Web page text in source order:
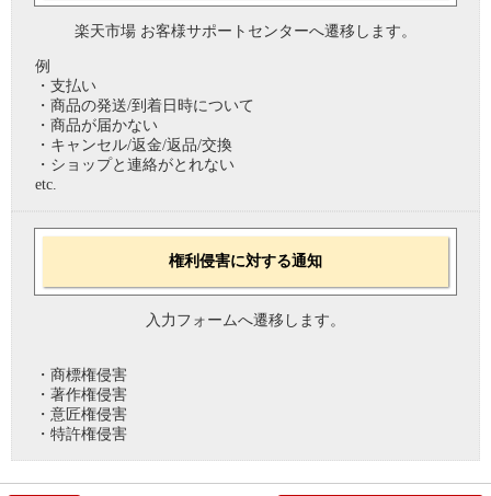
楽天市場 お客様サポートセンターへ遷移します。
例
・支払い
・商品の発送/到着日時について
・商品が届かない
・キャンセル/返金/返品/交換
・ショップと連絡がとれない
etc.
権利侵害に対する通知
入力フォームへ遷移します。
・商標権侵害
・著作権侵害
・意匠権侵害
・特許権侵害